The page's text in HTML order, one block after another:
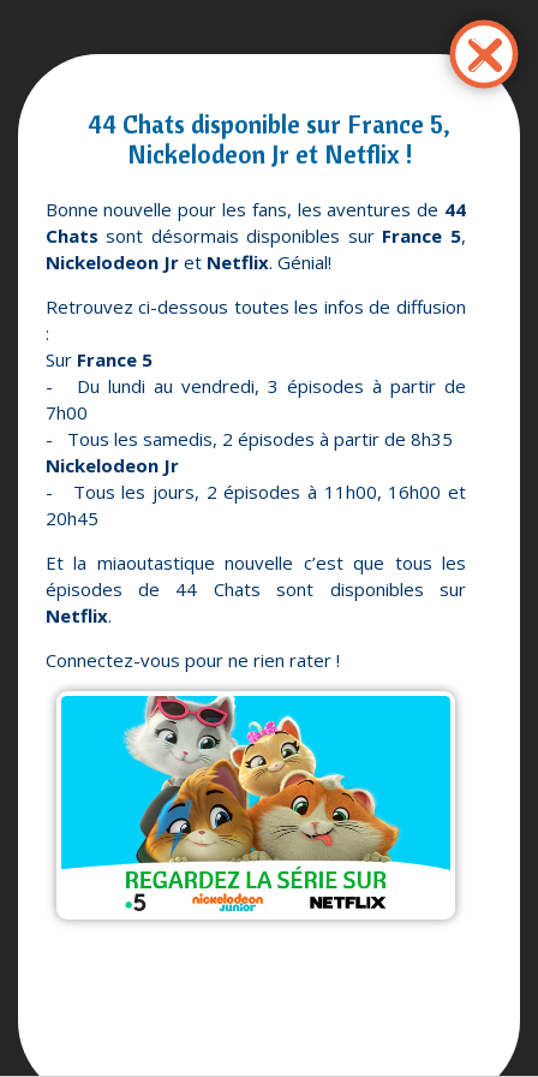
44 Chats disponible sur France 5,
Nickelodeon Jr et Netflix !
Bonne nouvelle pour les fans, les aventures de 44
Chats sont désormais disponibles surFrance 5,
Nickelodeon Jret Netflix. Génial!
Retrouvez ci-dessous toutes les infos de diffusion
:
Sur France 5
- Du lundi au vendredi, 3 épisodes à partir de
7h00
- Tous les samedis, 2 épisodes à partir de 8h35
Nickelodeon Jr
- Tous les jours, 2 épisodes à 11h00, 16h00 et
20h45
Et la miaoutastique nouvelle c’est que tous les
épisodes de 44 Chats sont disponibles sur
Netflix.
Connectez-vous pour ne rien rater !